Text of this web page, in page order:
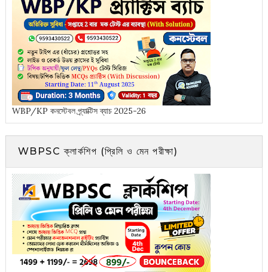
WBP/KP কনস্টেবল প্র্যাক্টিস ব্যাচ 2025-26
WBPSC ক্লার্কশিপ (প্রিলি ও মেন পরীক্ষা)